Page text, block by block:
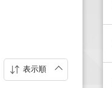
表示順